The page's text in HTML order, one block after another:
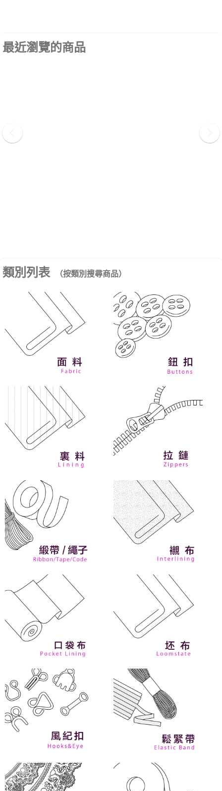
最近瀏覽的商品
類別列表 （按類別搜尋商品）